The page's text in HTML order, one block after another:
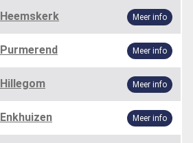
Heemskerk Meer info
Purmerend Meer info
Hillegom Meer info
Enkhuizen Meer info